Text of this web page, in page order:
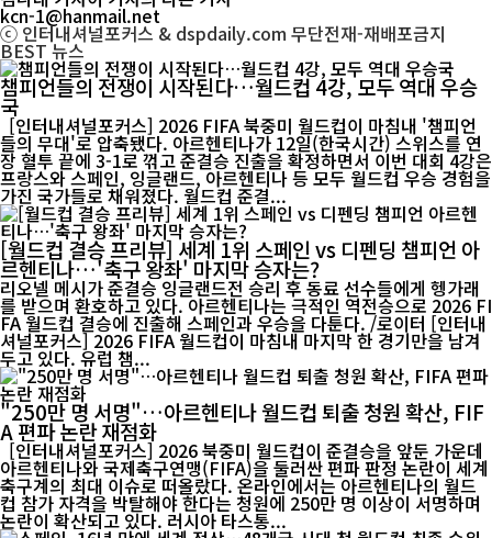
kcn-1@hanmail.net
ⓒ 인터내셔널포커스 & dspdaily.com 무단전재-재배포금지
BEST뉴스
챔피언들의 전쟁이 시작된다…월드컵 4강, 모두 역대 우승
국
[인터내셔널포커스] 2026 FIFA 북중미 월드컵이 마침내 '챔피언
들의 무대'로 압축됐다. 아르헨티나가 12일(한국시간) 스위스를 연
장 혈투 끝에 3-1로 꺾고 준결승 진출을 확정하면서 이번 대회 4강은
프랑스와 스페인, 잉글랜드, 아르헨티나 등 모두 월드컵 우승 경험을
가진 국가들로 채워졌다. 월드컵 준결...
[월드컵 결승 프리뷰] 세계 1위 스페인 vs 디펜딩 챔피언 아
르헨티나…'축구 왕좌' 마지막 승자는?
리오넬 메시가 준결승 잉글랜드전 승리 후 동료 선수들에게 헹가래
를 받으며 환호하고 있다. 아르헨티나는 극적인 역전승으로 2026 FI
FA 월드컵 결승에 진출해 스페인과 우승을 다툰다. /로이터 [인터내
셔널포커스] 2026 FIFA 월드컵이 마침내 마지막 한 경기만을 남겨
두고 있다. 유럽 챔...
"250만 명 서명"…아르헨티나 월드컵 퇴출 청원 확산, FIF
A 편파 논란 재점화
[인터내셔널포커스] 2026 북중미 월드컵이 준결승을 앞둔 가운데
아르헨티나와 국제축구연맹(FIFA)을 둘러싼 편파 판정 논란이 세계
축구계의 최대 이슈로 떠올랐다. 온라인에서는 아르헨티나의 월드
컵 참가 자격을 박탈해야 한다는 청원에 250만 명 이상이 서명하며
논란이 확산되고 있다. 러시아 타스통...